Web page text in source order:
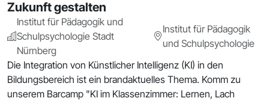
Zukunft gestalten
Institut für Pädagogik und
Schulpsychologie Stadt
Nürnberg
Institut für Pädagogik
und Schulpsychologie
Die Integration von Künstlicher Intelligenz (KI) in den
Bildungsbereich ist ein brandaktuelles Thema. Komm zu
unserem Barcamp "KI im Klassenzimmer: Lernen, Lach